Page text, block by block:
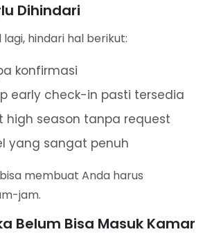
Dihindari
hindari hal berikut:
konfirmasi
early check-in pasti tersedia
high season tanpa request
yang sangat penuh
membuat Anda harus
jam.
Belum Bisa Masuk Kamar